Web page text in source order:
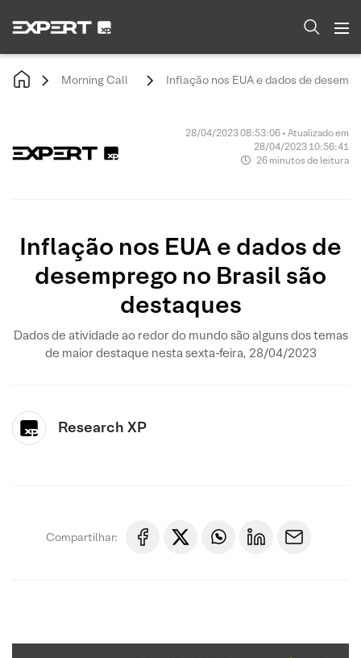
Morning Call Inflação nos EUA e dados de
28/04/2023 08:53:06 • Atualizado em
28/04/2023 10:56:41
26 minutos de leitura
Inflação nos EUA e dados de
desemprego no Brasil são
destaques
Dados de atividade ao redor do mundo são alguns dos temas
de maior destaque nesta sexta-feira, 28/04/2023
Research XP
Compartilhar: